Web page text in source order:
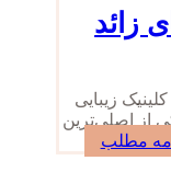
زائد
زیبایی
از اصلی‌ترین
مطلب